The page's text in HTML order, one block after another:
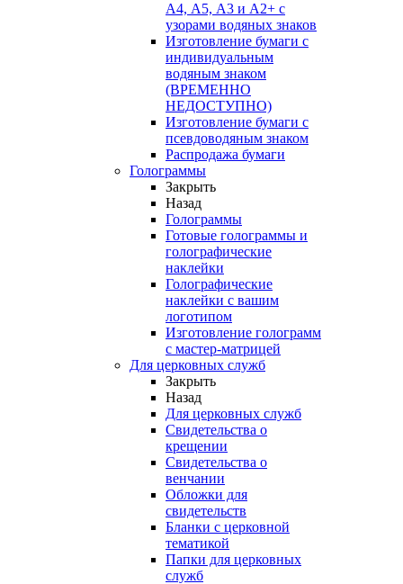
А4, А5, А3 и А2+ с
узорами водяных знаков
Изготовление бумаги с
индивидуальным
водяным знаком
(ВРЕМЕННО
НЕДОСТУПНО)
Изготовление бумаги с
псевдоводяным знаком
Распродажа бумаги
Голограммы
Закрыть
Назад
Голограммы
Готовые голограммы и
голографические
наклейки
Голографические
наклейки с вашим
логотипом
Изготовление голограмм
с мастер-матрицей
Для церковных служб
Закрыть
Назад
Для церковных служб
Свидетельства о
крещении
Свидетельства о
венчании
Обложки для
свидетельств
Бланки с церковной
тематикой
Папки для церковных
служб